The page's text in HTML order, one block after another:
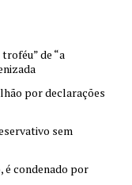
de “a
por declarações
sem
é condenado por